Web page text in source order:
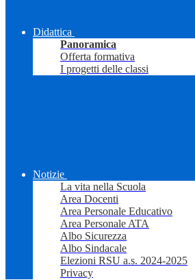
Didattica
Panoramica
Offerta formativa
I progetti delle classi
Notizie
La vita nella Scuola
Area Docenti
Area Personale Educativo
Area Personale ATA
Albo Sicurezza
Albo Sindacale
Elezioni RSU a.s. 2024-2025
Privacy